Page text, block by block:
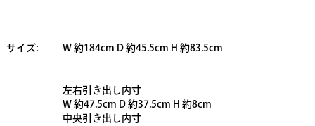
サイズ: W 約184cm D 約45.5cm H 約83.5cm
左右引き出し内寸
W 約47.5cm D 約37.5cm H 約8cm
中央引き出し内寸